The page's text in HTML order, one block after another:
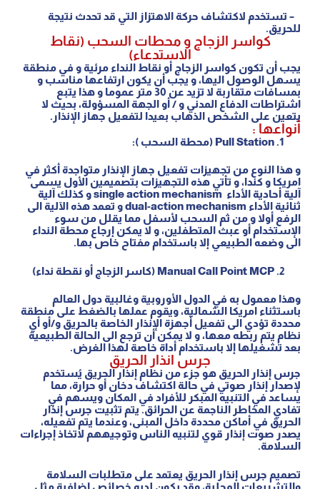
– تستخدم لاكتشاف حركة الاهتزاز التي قد تحدث نتيجة
للحريق.
كواسر الزجاج و محطات السحب (نقاط
الاستدعاء)
يجب أن تكون كواسر الزجاج أو نقاط النداء مرئية و في منطقة
يسهل الوصول اليها، و يجب أن يكون ارتفاعها مناسب و
بمسافات متقاربة لا تزيد عن 30 متر عموما و هذا يتبع
اشتراطات الدفاع المدني و / أو الجهة المسؤولة، بحيث لا
يتعين على الشخص الذهاب بعيدا لتفعيل جهاز الإنذار.
أنواعها :
Pull Station (محطة السحب ):
و هذا النوع من تجهيزات تفعيل جهاز الإنذار متواجدة أكثر في
امريكا و كندا، و تأتي هذه التجهيزات بتصميمين الأول يسمى
آلية أحادية الأداء single action mechanism و كذلك آلية
ثنائية الأداء dual-action mechanism و تعمد هذه الآلية الى
الرفع أولا و من ثم السحب لأسفل مما يقلل من سوء
الإستخدام أو عبث المتطفلين، و لا يمكن إرجاع محطة النداء
الى وضعه الطبيعي إلا باستخدام مفتاح خاص بها.
Manual Call Point MCP (كاسر الزجاج أو نقطة نداء)
وهذا معمول به في الدول الأوروبية وغالبية دول العالم
باستثناء امريكا الشمالية، ويقوم عملها بالضغط على منطقة
محددة تؤدي الى تفعيل أجهزة الإنذار الخاصة بالحريق و/أو أي
نظام يتم ربطه معها، و لا يمكن أن ترجع الى الحالة الطبيعية
بعد تشغيلها إلا باستخدام أداة خاصة لهذا الغرض.
جرس انذار الحريق
جرس إنذار الحريق هو جزء من نظام إنذار الحريق يُستخدم
لإصدار إنذار صوتي في حالة اكتشاف دخان أو حرارة، مما
يساعد في التنبيه المبكر للأفراد في المكان ويسهم في
تفادي المخاطر الناجمة عن الحرائق. يتم تثبيت جرس إنذار
الحريق في أماكن محددة داخل المبنى، وعندما يتم تفعيله،
يصدر صوت إنذار قوي لتنبيه الناس وتوجيههم لاتخاذ إجراءات
السلامة.
تصميم جرس إنذار الحريق يعتمد على متطلبات السلامة
والتشريعات المحلية، وقد يكون لديه خصائص إضافية مثل